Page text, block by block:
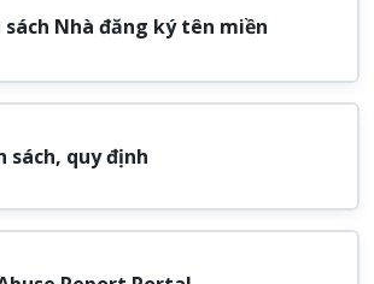
sách Nhà đăng ký tên miền
sách, quy định